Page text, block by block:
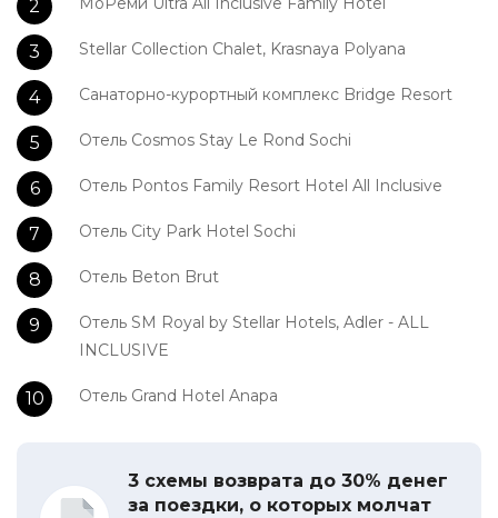
Stellar Collection Chalet, Krasnaya Polyana
Санаторно-курортный комплекс Bridge Resort
Отель Cosmos Stay Le Rond Sochi
Отель Pontos Family Resort Hotel All Inclusive
Отель City Park Hotel Sochi
Отель Beton Brut
Отель SM Royal by Stellar Hotels, Adler - ALL
INCLUSIVE
Отель Grand Hotel Anapa
3 схемы возврата до 30% денег
за поездки, о которых молчат